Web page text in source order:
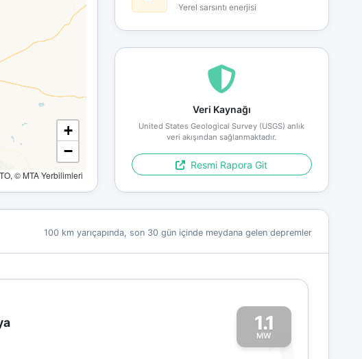
+
−
© MTA Yerbilimleri
Yerel sarsıntı enerjisi
Veri Kaynağı
United States Geological Survey (USGS) anlık
veri akışından sağlanmaktadır.
Resmi Rapora Git
100 km yarıçapında, son 30 gün içinde meydana gelen depremler
1.1
MW